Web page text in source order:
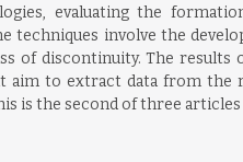
evaluating the
involve the
of discontinuity. The
to extract data from the
is the second of three